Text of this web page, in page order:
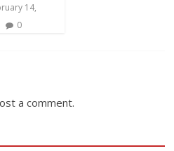
14,
0
a comment.